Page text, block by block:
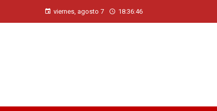
viernes, agosto 7 18:36:48